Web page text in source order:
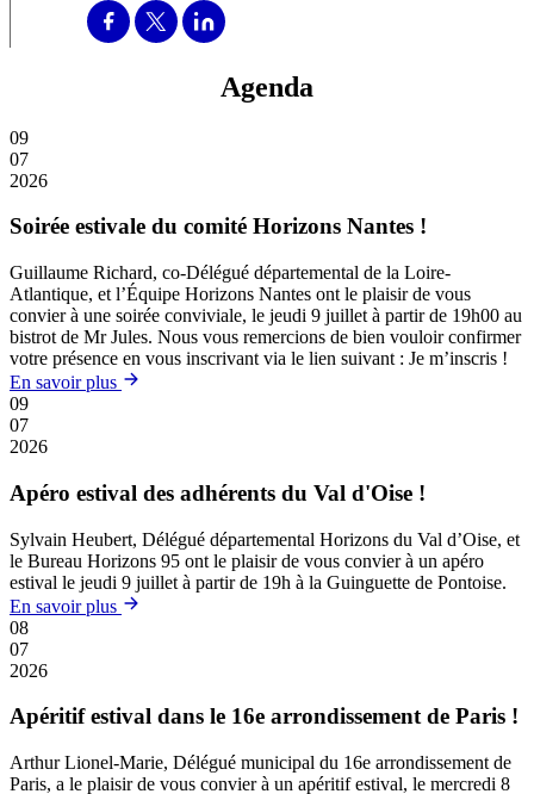
Agenda
09
07
2026
Soirée estivale du comité Horizons Nantes !
Guillaume Richard, co-Délégué départemental de la Loire-
Atlantique, et l’Équipe Horizons Nantes ont le plaisir de vous
convier à une soirée conviviale, le jeudi 9 juillet à partir de 19h00 au
bistrot de Mr Jules. Nous vous remercions de bien vouloir confirmer
votre présence en vous inscrivant via le lien suivant : Je m’inscris !
En savoir plus
09
07
2026
Apéro estival des adhérents du Val d'Oise !
Sylvain Heubert, Délégué départemental Horizons du Val d’Oise, et
le Bureau Horizons 95 ont le plaisir de vous convier à un apéro
estival le jeudi 9 juillet à partir de 19h à la Guinguette de Pontoise.
En savoir plus
08
07
2026
Apéritif estival dans le 16e arrondissement de Paris !
Arthur Lionel-Marie, Délégué municipal du 16e arrondissement de
Paris, a le plaisir de vous convier à un apéritif estival, le mercredi 8